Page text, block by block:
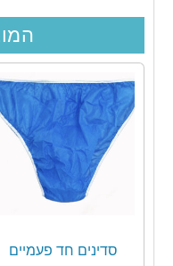
סדינים חד פעמיים